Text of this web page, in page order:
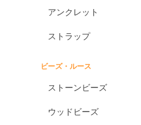
アンクレット
ストラップ
ビーズ・ルース
ストーンビーズ
ウッドビーズ